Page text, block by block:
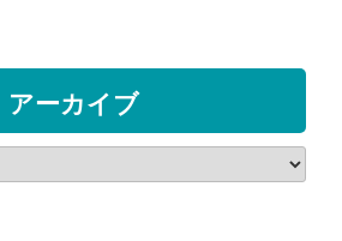
アーカイブ